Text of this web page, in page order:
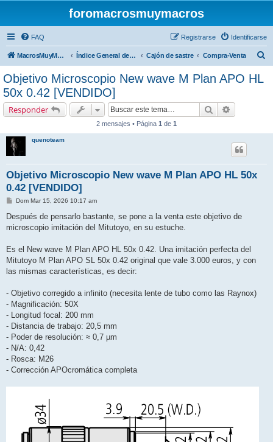
foromacrosmuymacros
FAQ Identificarse
Registrarse
MacrosMuyMacros Índice General del Foro Cajón de sastre Compra-Venta
Objetivo Microscopio New wave M Plan APO HL
50x 0.42 [VENDIDO]
Responder Buscar
2 mensajes • Página 1 de 1
quenoteam
Objetivo Microscopio New wave M Plan APO HL 50x
0.42 [VENDIDO]
M
n
a
Dom Mar 15, 2026 10:17 am
Después de pensarlo bastante, se pone a la venta este objetivo de
microscopio imitación del Mitutoyo, en su estuche.
Es el New wave M Plan APO HL 50x 0.42. Una imitación perfecta del
Mitutoyo M Plan APO SL 50x 0.42 original que vale 3.000 euros, y con
las mismas características, es decir:
- Objetivo corregido a infinito (necesita lente de tubo como las Raynox)
- Magnificación: 50X
- Longitud focal: 200 mm
- Distancia de trabajo: 20,5 mm
- Poder de resolución: ≈ 0,7 µm
- N/A: 0,42
- Rosca: M26
- Corrección APOcromática completa